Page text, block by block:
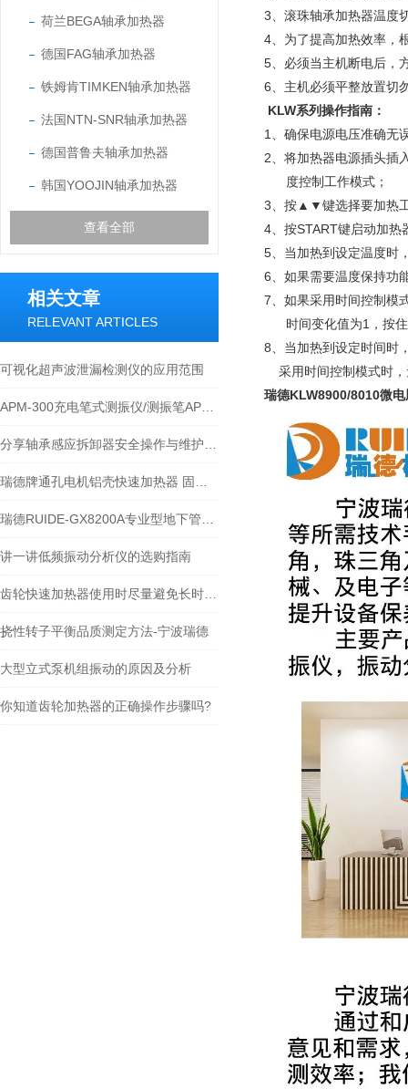
荷兰BEGA轴承加热器
德国FAG轴承加热器
铁姆肯TIMKEN轴承加热器
法国NTN-SNR轴承加热器
德国普鲁夫轴承加热器
韩国YOOJIN轴承加热器
查看全部
相关文章
RELEVANT ARTICLES
可视化超声波泄漏检测仪的应用范围
讲一讲低频振动分析仪的选购指南
挠性转子平衡品质测定方法-宁波瑞德
大型立式泵机组振动的原因及分析
你知道齿轮加热器的正确操作步骤吗?
3、滚珠轴承加热器温度
4、为了提高加热效率，
5、必须当主机断电后，
6、 主机必须平整放置切
KLW系列操作指南 ：
1、确保电源电压准确无
2、将加热器电源插头插
度控制工作模式；
3、按▲▼键选择要加热
4、按START键启动加热
5、当加热到设定温度时
6、如果需要温度保持功
7、如果采用时间控制模
时间变化值为1，按
8、当加热到设定时间时
采用时间控制模式时，
瑞德KLW8900/8010微